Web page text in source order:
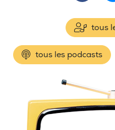
tous
tous les podcasts